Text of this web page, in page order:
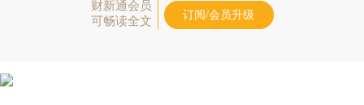
财新通会员
可畅读全文
订阅/会员升级